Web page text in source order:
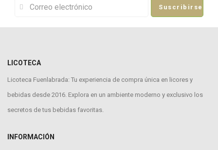
Suscribirse
LICOTECA
Licoteca Fuenlabrada: Tu experiencia de compra única en licores y
bebidas desde 2016. Explora en un ambiente moderno y exclusivo los
secretos de tus bebidas favoritas.
INFORMACIÓN